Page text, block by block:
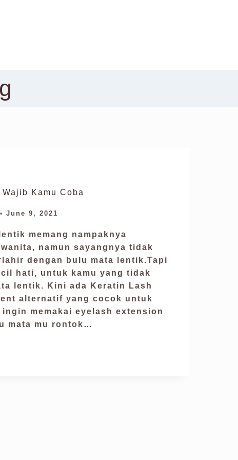
Kamu Coba
June 9, 2021
memang nampaknya
namun sayangnya tidak
dengan bulu mata lentik.Tapi
hati, untuk kamu yang tidak
lentik. Kini ada Keratin Lash
alternatif yang cocok untuk
memakai eyelash extension
mata mu rontok…